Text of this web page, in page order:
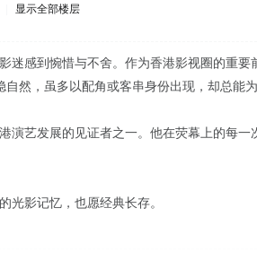
显示全部楼层
迷感到惋惜与不舍。作为香港影视圈的重
自然，虽多以配角或客串身份出现，却总能
演艺发展的见证者之一。他在荧幕上的每
光影记忆，也愿经典长存。